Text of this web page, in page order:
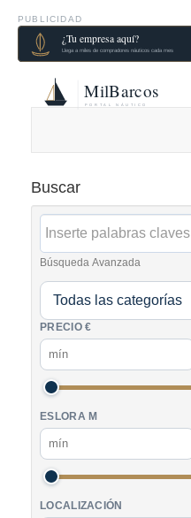
PUBLICIDAD
Buscar
Búsqueda Avanzada
PRECIO €
ESLORA M
LOCALIZACIÓN